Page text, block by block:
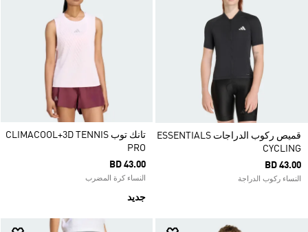
قميص ركوب الدراجات ESSENTIALS
CYCLING
BD 43.00
النساء ركوب الدراجة
تانك توب CLIMACOOL+3D TENNIS
PRO
BD 43.00
النساء كرة المضرب
جديد